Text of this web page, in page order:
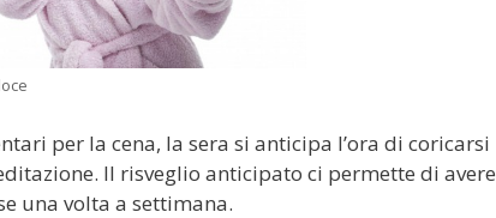
per la cena, la sera si anticipa l’ora di coricarsi
Il risveglio anticipato ci permette di avere
una volta a settimana.